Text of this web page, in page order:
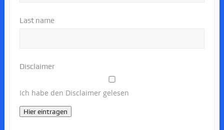
Last name
Disclaimer
Ich habe den Disclaimer gelesen
Hier eintragen